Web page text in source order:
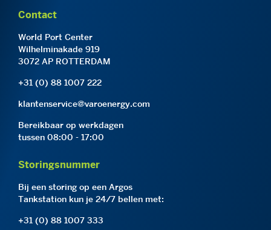
Contact
World Port Center
Wilhelminakade 919
3072 AP ROTTERDAM
+31 (0) 88 1007 222
klantenservice@varoenergy.com
Bereikbaar op werkdagen
tussen 08:00 - 17:00
Storingsnummer
Bij een storing op een Argos
Tankstation kun je 24/7 bellen met:
+31 (0) 88 1007 333